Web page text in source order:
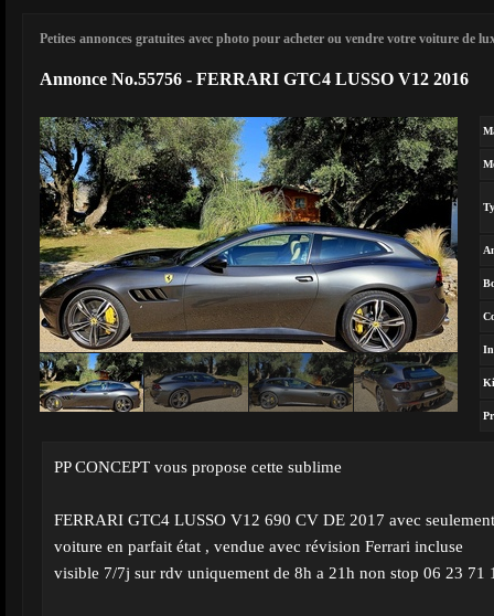
Petites annonces gratuites avec photo pour acheter ou vendre votre voiture de
Annonce No.55756 - FERRARI GTC4 LUSSO V12 2016
PP CONCEPT vous propose cette sublime
FERRARI GTC4 LUSSO V12 690 CV DE 2017 avec
voiture en parfait état , vendue avec révision Ferrari incluse
visible 7/7j sur rdv uniquement de 8h a 21h non stop 06 23 71